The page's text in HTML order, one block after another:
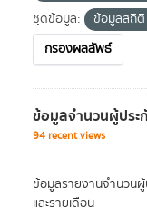
ชุดข้อมูล:
ข้อมูลสถิติ
กรองผลลัพธ์
ข้อมูลจำนวนผู้ปร
94 recent views
ข้อมูลรายงานจำนวน
และรายเดือน